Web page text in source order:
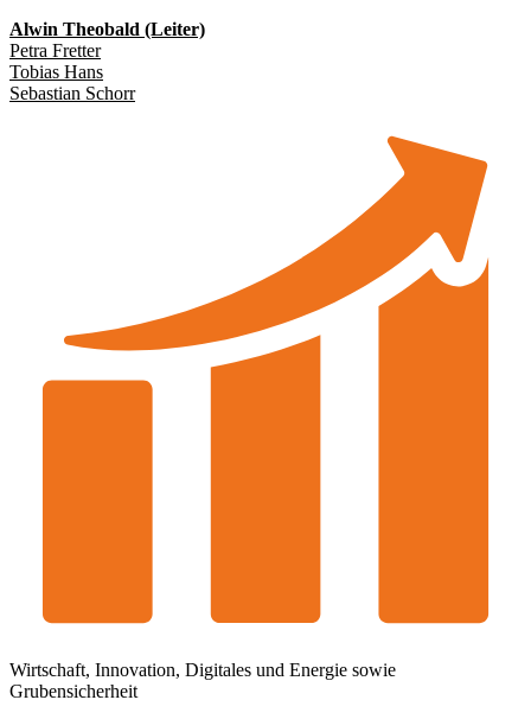
Alwin Theobald (Leiter)
Petra Fretter
Tobias Hans
Sebastian Schorr
Wirtschaft, Innovation, Digitales und Energie sowie
Grubensicherheit